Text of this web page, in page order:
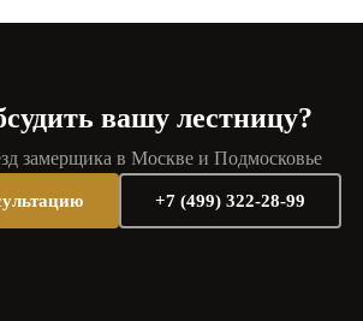
вашу лестницу?
замерщика в Москве и Подмосковье
+7 (499) 322-28-99